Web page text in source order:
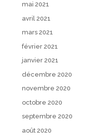
mai 2021
avril 2021
mars 2021
février 2021
janvier 2021
décembre 2020
novembre 2020
octobre 2020
septembre 2020
août 2020